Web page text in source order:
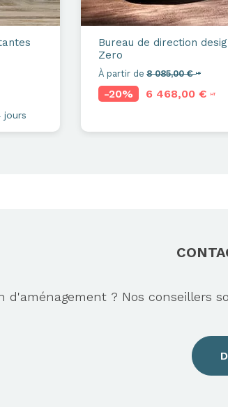
jours
Bureau de direction
Zero
À partir de 8 085,00 €HT
-20% 6 468,00 € HT
d'aménagement ? Nos conseillers